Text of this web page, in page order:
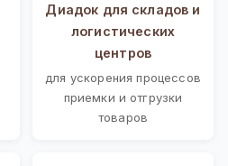
Диадок для складов и
логистических
центров
для ускорения процессов
приемки и отгрузки
товаров